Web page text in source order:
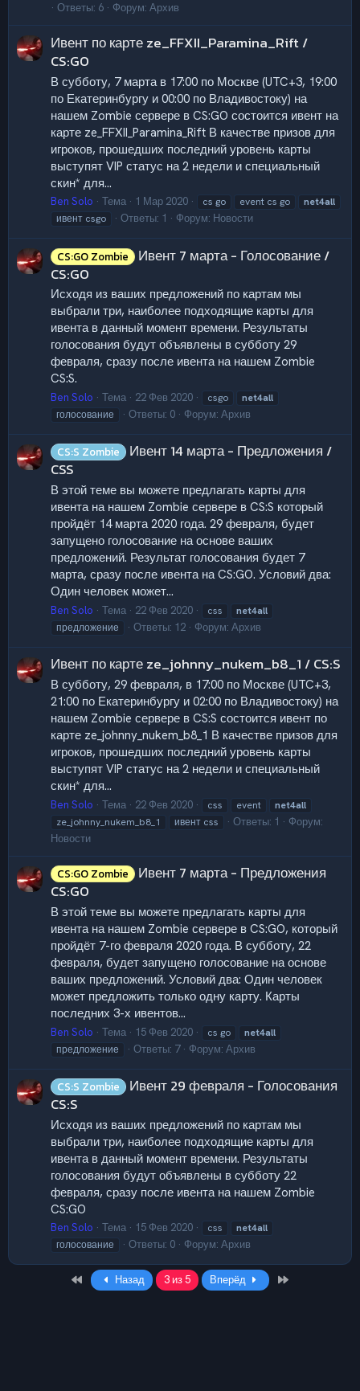
Ответы: 6 Форум: Архив
Ивент по карте ze_FFXII_Paramina_Rift /
CS:GO
В субботу, 7 марта в 17:00 по Москве (UTC+3, 19:00
по Екатеринбургу и 00:00 по Владивостоку) на
нашем Zombie сервере в CS:GO состоится ивент на
карте ze_FFXII_Paramina_Rift В качестве призов для
игроков, прошедших последний уровень карты
выступят VIP статус на 2 недели и специальный
скин* для...
Ben Solo Тема 1 Мар 2020 cs go event cs go
net4all
ивент csgo
Ответы: 1 Форум: Новости
CS:GO Zombie
Ивент 7 марта - Голосование /
CS:GO
Исходя из ваших предложений по картам мы
выбрали три, наиболее подходящие карты для
ивента в данный момент времени. Результаты
голосования будут объявлены в субботу 29
февраля, сразу после ивента на нашем Zombie
CS:S.
Ben Solo Тема 22 Фев 2020 csgo
net4all
голосование
Ответы: 0 Форум: Архив
CS:S Zombie
Ивент 14 марта - Предложения /
CSS
В этой теме вы можете предлагать карты для
ивента на нашем Zombie сервере в CS:S который
пройдёт 14 марта 2020 года. 29 февраля, будет
запущено голосование на основе ваших
предложений. Результат голосования будет 7
марта, сразу после ивента на CS:GO. Условий два:
Один человек может...
Ben Solo Тема 22 Фев 2020 css
net4all
предложение
Ответы: 12 Форум: Архив
Ивент по карте ze_johnny_nukem_b8_1 / CS:S
В субботу, 29 февраля, в 17:00 по Москве (UTC+3,
21:00 по Екатеринбургу и 02:00 по Владивостоку) на
нашем Zombie сервере в CS:S состоится ивент по
карте ze_johnny_nukem_b8_1 В качестве призов для
игроков, прошедших последний уровень карты
выступят VIP статус на 2 недели и специальный
скин* для...
Ben Solo Тема 22 Фев 2020 css event
net4all
ze_johnny_nukem_b8_1
ивент css Ответы: 1
Форум:
Новости
CS:GO Zombie
Ивент 7 марта - Предложения
CS:GO
В этой теме вы можете предлагать карты для
ивента на нашем Zombie сервере в CS:GO, который
пройдёт 7-го февраля 2020 года. В субботу, 22
февраля, будет запущено голосование на основе
ваших предложений. Условий два: Один человек
может предложить только одну карту. Карты
последних 3-х ивентов...
Ben Solo Тема 15 Фев 2020 cs go
net4all
предложение
Ответы: 7 Форум: Архив
CS:S Zombie
Ивент 29 февраля - Голосования
CS:S
Исходя из ваших предложений по картам мы
выбрали три, наиболее подходящие карты для
ивента в данный момент времени. Результаты
голосования будут объявлены в субботу 22
февраля, сразу после ивента на нашем Zombie
CS:GO
Ben Solo Тема 15 Фев 2020 css
net4all
голосование
Ответы: 0 Форум: Архив
First Назад 3 из 5 Вперёд